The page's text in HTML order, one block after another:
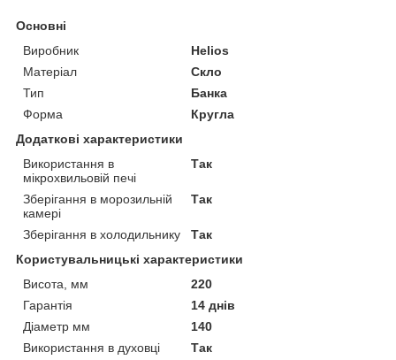
Основні
Виробник
Helios
Матеріал
Скло
Тип
Банка
Форма
Кругла
Додаткові характеристики
Використання в
мікрохвильовій печі
Так
Зберігання в морозильній
камері
Так
Зберігання в холодильнику
Так
Користувальницькі характеристики
Висота, мм
220
Гарантія
14 днів
Діаметр мм
140
Використання в духовці
Так